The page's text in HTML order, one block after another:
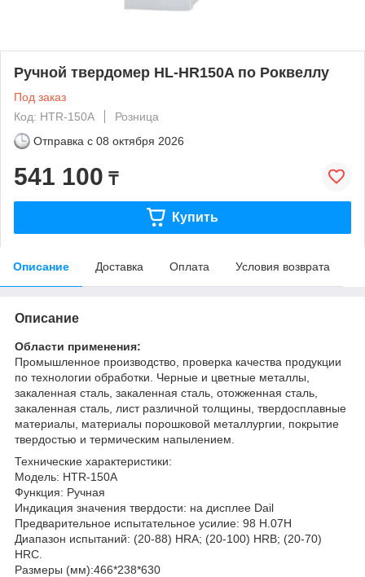
Ручной твердомер HL-HR150A по Роквеллу
Под заказ
Код: HTR-150A
Розница
Отправка с 08 октября 2026
541 100 ₸
Купить
Описание Доставка Оплата Условия возврата
Описание
Области применения:
Промышленное производство, проверка качества продукции
по технологии обработки. Черные и цветные металлы,
закаленная сталь, закаленная сталь, отожженная сталь,
закаленная сталь, лист различной толщины, твердосплавные
материалы, материалы порошковой металлургии, покрытие
твердостью и термическим напылением.
Технические характеристики:
Модель: HTR-150A
Функция: Ручная
Индикация значения твердости: на дисплее Dail
Предварительное испытательное усилие: 98 Н.07Н
Диапазон испытаний: (20-88) HRA; (20-100) HRB; (20-70)
HRC.
Размеры (мм):466*238*630